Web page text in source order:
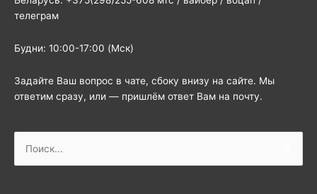
телеграм
Будни: 10:00-17:00 (Мск)
Задайте Ваш вопрос в чате, сбоку внизу на сайте. Мы
ответим сразу, или — пришлём ответ Вам на почту.